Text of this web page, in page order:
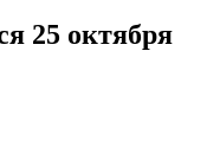
25 октября